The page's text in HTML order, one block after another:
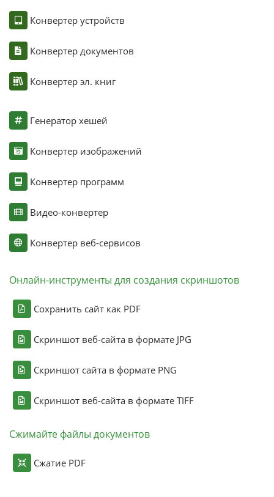
Конвертер устройств
Конвертер документов
Конвертер эл. книг
Генератор хешей
Конвертер изображений
Конвертер программ
Видео-конвертер
Конвертер веб-сервисов
Онлайн-инструменты для создания скриншотов
Сохранить сайт как PDF
Скриншот веб-сайта в формате JPG
Скриншот сайта в формате PNG
Скриншот веб-сайта в формате TIFF
Сжимайте файлы документов
Сжатие PDF